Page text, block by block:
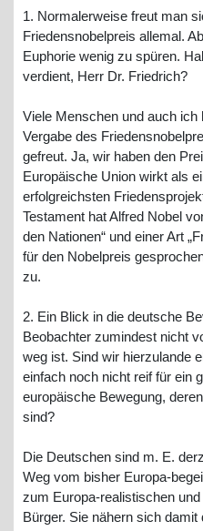
1. Normalerweise freut man
Friedensnobelpreis allemal.
Euphorie wenig zu spüren.
verdient, Herr Dr. Friedrich?
Viele Menschen und auch ich
Vergabe des
gefreut. Ja, wir haben den
Europäische Union wirkt als
erfolgreichsten
Testament hat Alfred Nobel
den Nationen“ und einer Art
für den Nobelpreis
zu.
2. Ein Blick in die deutsche
Beobachter zumindest nicht
weg ist. Sind wir hierzulande
einfach noch nicht reif für ein
europäische Bewegung,
sind?
Die Deutschen sind m. E.
Weg vom bisher Europa-
zum Europa-realistischen
Bürger. Sie nähern sich